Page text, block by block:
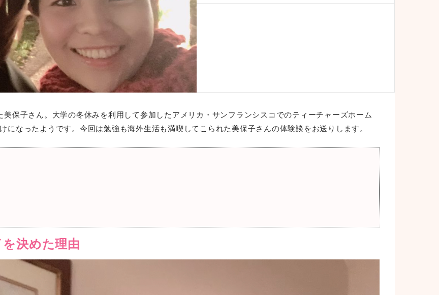
美保子さん。大学の冬休みを利用して参加したアメリカ・サンフランシスコでのティーチャーズホーム
になったようです。今回は勉強も海外生活も満喫してこられた美保子さんの体験談をお送りします。
決めた理由